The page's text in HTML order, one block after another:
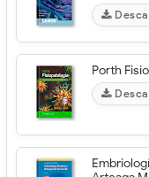
Porth